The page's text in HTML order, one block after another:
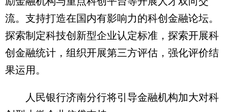
流。支持打造在国内有影响力的科创金融论坛。
探索制定科技创新型企业认定标准，探索开展科
创金融统计，组织开展第三方评估，强化评价结
果运用。
人民银行济南分行将引导金融机构加大对科